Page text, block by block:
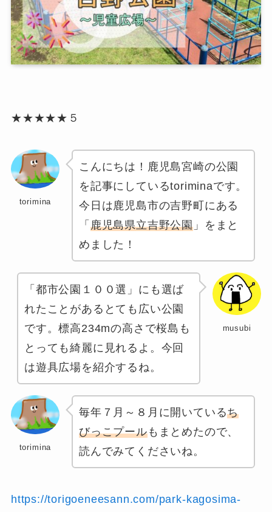
★★★★★５
torimina
こんにちは！鹿児島宮崎の公園
を記事にしているtoriminaです。
今日は鹿児島市の吉野町にある
「 鹿児島県立吉野公園」をまと
めました！
musubi
「都市公園１００選」にも選ば
れたことがあるとても広い公園
です。標高234mの高さで桜島も
とっても綺麗に見れるよ。今回
は遊具広場を紹介するね。
torimina
毎年７月～８月に開いているち
びっこプールもまとめたので、
読んでみてくださいね。
https://torigoeneesann.com/park-kagosima-